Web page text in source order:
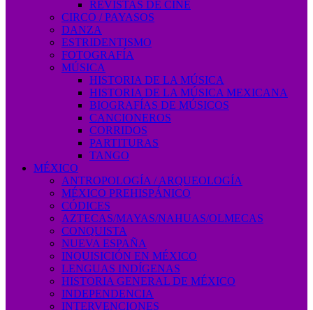
REVISTAS DE CINE
CIRCO / PAYASOS
DANZA
ESTRIDENTISMO
FOTOGRAFÍA
MÚSICA
HISTORIA DE LA MÚSICA
HISTORIA DE LA MÚSICA MEXICANA
BIOGRAFÍAS DE MÚSICOS
CANCIONEROS
CORRIDOS
PARTITURAS
TANGO
MÉXICO
ANTROPOLOGÍA / ARQUEOLOGÍA
MÉXICO PREHISPÁNICO
CÓDICES
AZTECAS/MAYAS/NAHUAS/OLMECAS
CONQUISTA
NUEVA ESPAÑA
INQUISICIÓN EN MÉXICO
LENGUAS INDÍGENAS
HISTORIA GENERAL DE MÉXICO
INDEPENDENCIA
INTERVENCIONES